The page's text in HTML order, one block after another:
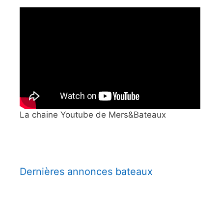
La chaine Youtube de Mers&Bateaux
Dernières annonces bateaux